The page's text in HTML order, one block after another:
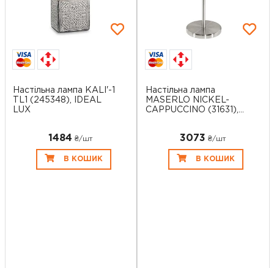
Настільна лампа KALI'-1
TL1 (245348), IDEAL
LUX
1484 ₴/шт
В КОШИК
Настільна лампа
MASERLO NICKEL-
CAPPUCCINO (31631),...
3073 ₴/шт
В КОШИК